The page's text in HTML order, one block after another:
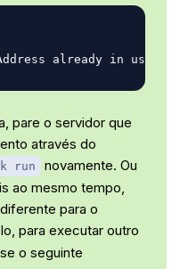
pare o servidor que
através do
run
novamente. Ou
ao mesmo tempo,
para o
para executar outro
o seguinte